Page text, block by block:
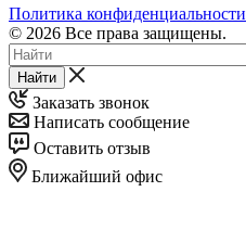
Политика конфиденциальности
© 2026 Все права защищены.
Найти
Заказать звонок
Написать сообщение
Оставить отзыв
Ближайший офис